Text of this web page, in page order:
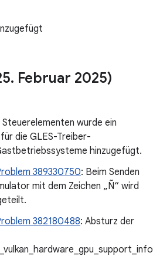
. Februar 2025)
wurde ein
die GLES-Treiber-
hinzugefügt.
389330750: Beim Senden
mit dem Zeichen „Ñ“ wird
382180488: Absturz der